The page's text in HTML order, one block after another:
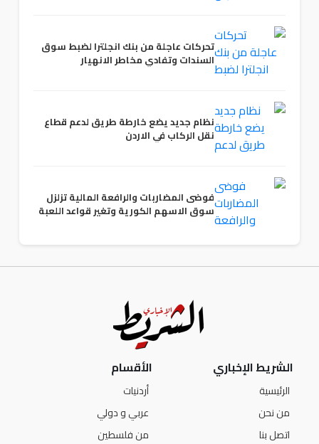
تحركات عاجلة من بنك انجلترا لضبط سوق
السندات وتفادي مخاطر الانهيار
نظام جديد يضع خارطة طريق لدعم قطاع
نقل الركاب في الاردن
فوضى المضاربات والرافعة المالية تزلزل
سوق الاسهم الكورية وتغير قواعد اللعبة
الشريط الإخباري
الرئيسية
من نحن
اتصل بنا
الأقسام
أردنيات
عربي و دولي
من فلسطين